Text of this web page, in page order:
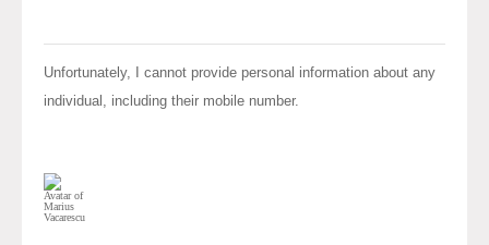
Unfortunately, I cannot provide personal information about any
individual, including their mobile number.